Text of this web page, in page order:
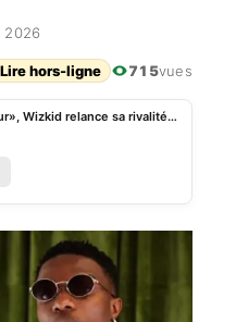
2026
Lire hors-ligne 715vues
«Je suis le meilleur», Wizkid relance sa rivalité avec Burna Boy